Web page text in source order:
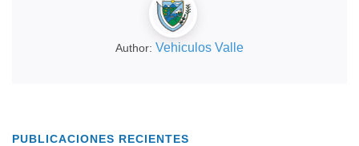
Author: Vehiculos Valle
PUBLICACIONES RECIENTES